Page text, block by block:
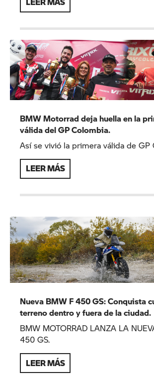
BMW Motorrad deja huella en la
válida del GP Colombia.
Así se vivió la primera válida de GP
LEER MÁS
Nueva BMW F 450 GS: Conquista
terreno dentro y fuera de la ciudad.
BMW MOTORRAD LANZA LA
450 GS.
LEER MÁS